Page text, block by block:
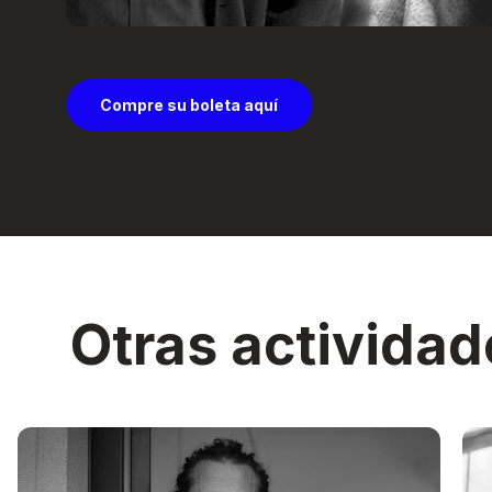
Compre su boleta aquí
Otras